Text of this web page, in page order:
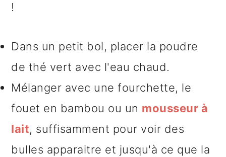
!
Dans un petit bol, placer la poudre
de thé vert avec l'eau chaud.
Mélanger avec une fourchette, le
fouet en bambou ou un mousseur à
lait, suffisamment pour voir des
bulles apparaitre et jusqu'à ce que la